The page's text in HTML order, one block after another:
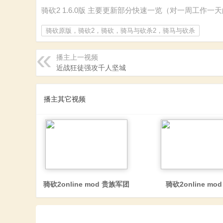
骑砍2 1.6.0版 主要更新部分快速一览（对一周工作一
骑砍原版，骑砍2，骑砍，骑马与砍杀2，骑马与砍杀
播主上一视频
近战狂徒强攻千人坚城
播主其它视频
骑砍2online mod 贵族军团 骑砍2online mod